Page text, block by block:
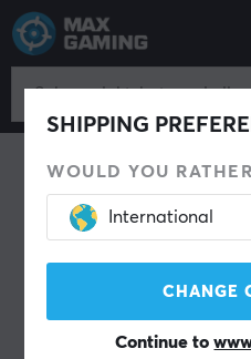
SHIPPING
WOULD YOU
International
CHANGE
Continue to
Datatilbehør